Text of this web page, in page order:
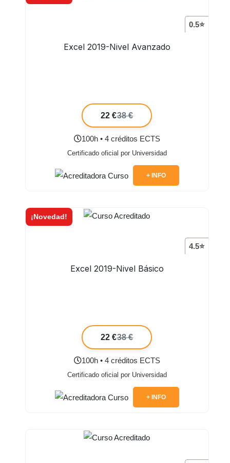
0.5⭐
Excel 2019-Nivel Avanzado
22 €38 €
100h • 4 créditos ECTS
Certificado oficial por Universidad
+ INFO
¡Novedad!
4.5⭐
Excel 2019-Nivel Básico
22 €38 €
100h • 4 créditos ECTS
Certificado oficial por Universidad
+ INFO